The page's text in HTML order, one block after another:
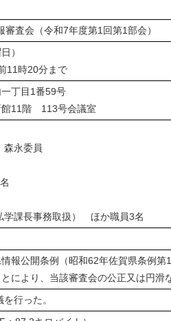
査会（令和7年度第1回第1部会）
）
11時20分まで
一丁目1番59号
館11階 113号会議室
森永委員
名
学課長事務取扱） ほか職員3名
情報公開条例（昭和62年佐賀県条例
とにより、当該審査会の公正又は円
行った。